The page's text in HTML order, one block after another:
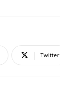
Twitter